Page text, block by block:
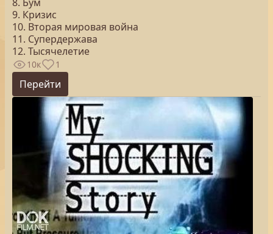
9. Кризис
10. Вторая мировая война
11. Супердержава
12. Тысячелетие
10к 1
Перейти